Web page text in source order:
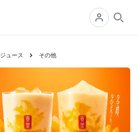
ジュース その他